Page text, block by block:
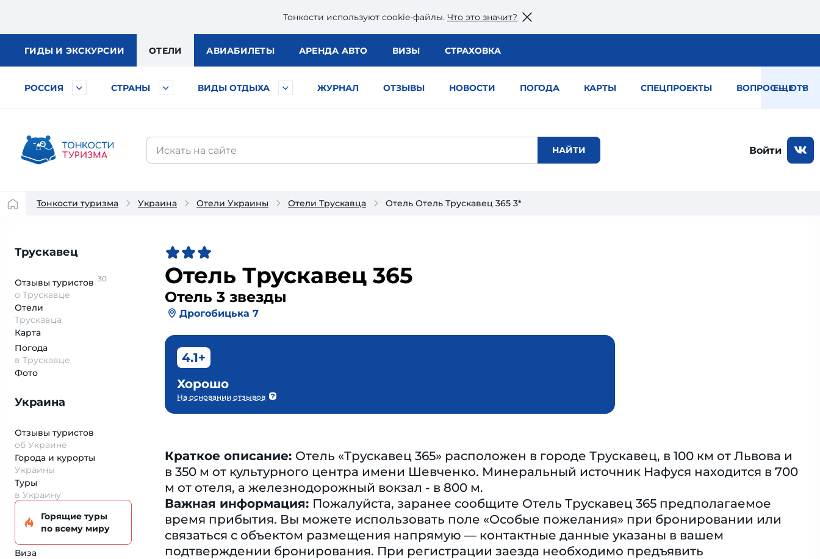
Тонкости используют сookie-файлы. Что это значит?
ГИДЫ И ЭКСКУРСИИ ОТЕЛИ АВИАБИЛЕТЫ АРЕНДА АВТО ВИЗЫ СТРАХОВКА
РОССИЯ СТРАНЫ ВИДЫ ОТДЫХА ЖУРНАЛ ОТЗЫВЫ НОВОСТИ ПОГОДА КАРТЫ СПЕЦПРОЕКТЫ ВОПРОС — ОТВЕТ
ЕЩЕ
Войти
Тонкости туризма Украина Отели Украины Отели Трускавца Отель Отель Трускавец 365 3*
Трускавец
Отзывы туристов 30
о Трускавце
Отели
Трускавца
Карта
Погода
в Трускавце
Фото
Украина
Отзывы туристов
об Украине
Города и курорты
Украины
Туры
в Украину
Горящие туры
по всему миру
Виза
Отель Трускавец 365
Отель 3 звезды
Дрогобицька 7
4.1+
Хорошо
На основании отзывов
Краткое описание: Отель «Трускавец 365» расположен в городе Трускавец, в 100 км от Львова и
в 350 м от культурного центра имени Шевченко. Минеральный источник Нафуся находится в 700
м от отеля, а железнодорожный вокзал - в 800 м.
Важная информация: Пожалуйста, заранее сообщите Отель Трускавец 365 предполагаемое
время прибытия. Вы можете использовать поле «Особые пожелания» при бронировании или
связаться с объектом размещения напрямую — контактные данные указаны в вашем
подтверждении бронирования. При регистрации заезда необходимо предъявить